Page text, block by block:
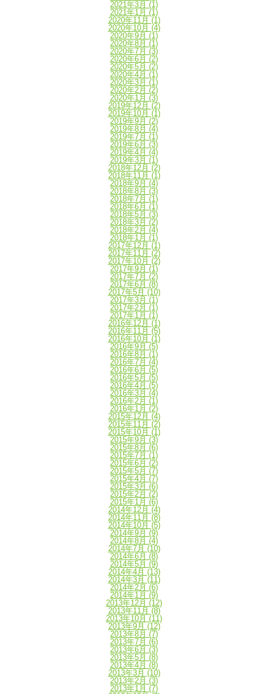
2021年3月 (1)
2021年1月 (1)
2020年11月 (1)
2020年10月 (4)
2020年9月 (1)
2020年8月 (1)
2020年7月 (3)
2020年6月 (2)
2020年5月 (2)
2020年4月 (1)
2020年3月 (1)
2020年2月 (2)
2020年1月 (3)
2019年12月 (2)
2019年10月 (1)
2019年9月 (2)
2019年8月 (4)
2019年7月 (1)
2019年6月 (3)
2019年4月 (4)
2019年3月 (1)
2018年12月 (2)
2018年11月 (1)
2018年9月 (4)
2018年8月 (3)
2018年7月 (1)
2018年6月 (1)
2018年5月 (3)
2018年3月 (2)
2018年2月 (4)
2018年1月 (1)
2017年12月 (1)
2017年11月 (2)
2017年10月 (2)
2017年9月 (1)
2017年7月 (2)
2017年6月 (8)
2017年5月 (10)
2017年3月 (1)
2017年2月 (1)
2017年1月 (1)
2016年12月 (1)
2016年11月 (5)
2016年10月 (1)
2016年9月 (5)
2016年8月 (1)
2016年7月 (4)
2016年6月 (5)
2016年5月 (5)
2016年4月 (5)
2016年3月 (4)
2016年2月 (1)
2016年1月 (2)
2015年12月 (4)
2015年11月 (2)
2015年10月 (1)
2015年9月 (3)
2015年8月 (6)
2015年7月 (1)
2015年6月 (2)
2015年5月 (7)
2015年4月 (7)
2015年3月 (6)
2015年2月 (2)
2015年1月 (6)
2014年12月 (4)
2014年11月 (8)
2014年10月 (5)
2014年9月 (9)
2014年8月 (4)
2014年7月 (10)
2014年6月 (8)
2014年5月 (9)
2014年4月 (13)
2014年3月 (11)
2014年2月 (6)
2014年1月 (9)
2013年12月 (12)
2013年11月 (8)
2013年10月 (11)
2013年9月 (12)
2013年8月 (7)
2013年7月 (6)
2013年6月 (3)
2013年5月 (8)
2013年4月 (8)
2013年3月 (10)
2013年2月 (3)
2013年1月 (7)